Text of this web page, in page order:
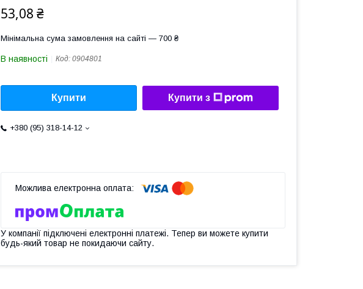
53,08 ₴
Мінімальна сума замовлення на сайті — 700 ₴
В наявності Код: 0904801
Купити Купити з
+380 (95) 318-14-12
У компанії підключені електронні платежі. Тепер ви можете купити
будь-який товар не покидаючи сайту.